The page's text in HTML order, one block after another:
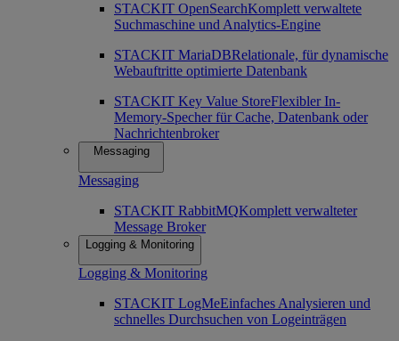
STACKIT OpenSearchKomplett verwaltete
Suchmaschine und Analytics-Engine
STACKIT MariaDBRelationale, für dynamische
Webauftritte optimierte Datenbank
STACKIT Key Value StoreFlexibler In-
Memory-Specher für Cache, Datenbank oder
Nachrichtenbroker
Messaging
Messaging
STACKIT RabbitMQKomplett verwalteter
Message Broker
Logging & Monitoring
Logging & Monitoring
STACKIT LogMeEinfaches Analysieren und
schnelles Durchsuchen von Logeinträgen